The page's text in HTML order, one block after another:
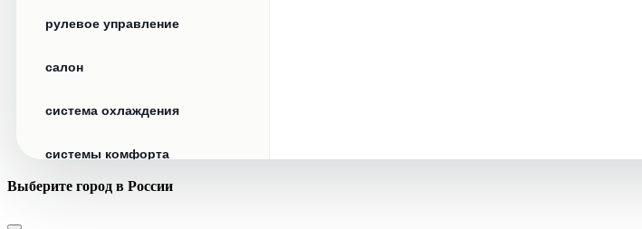
рулевое управление
салон
система охлаждения
системы комфорта
стекла
Выберите город в России